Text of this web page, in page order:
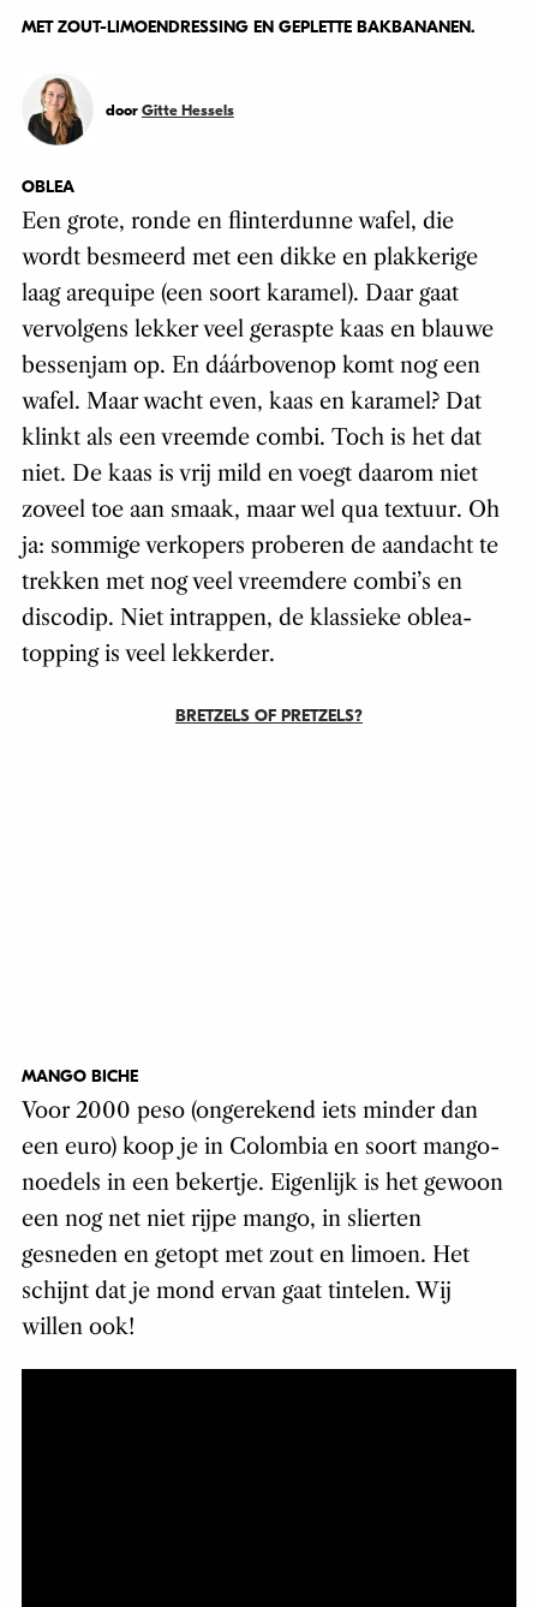
MET ZOUT-LIMOENDRESSING EN GEPLETTE BAKBANANEN.
door Gitte Hessels
OBLEA
Een grote, ronde en flinterdunne wafel, die
wordt besmeerd met een dikke en plakkerige
laag arequipe (een soort karamel). Daar gaat
vervolgens lekker veel geraspte kaas en blauwe
bessenjam op. En dáárbovenop komt nog een
wafel. Maar wacht even, kaas en karamel? Dat
klinkt als een vreemde combi. Toch is het dat
niet. De kaas is vrij mild en voegt daarom niet
zoveel toe aan smaak, maar wel qua textuur. Oh
ja: sommige verkopers proberen de aandacht te
trekken met nog veel vreemdere combi’s en
discodip. Niet intrappen, de klassieke oblea-
topping is veel lekkerder.
BRETZELS OF PRETZELS?
MANGO BICHE
Voor 2000 peso (ongerekend iets minder dan
een euro) koop je in Colombia en soort mango-
noedels in een bekertje. Eigenlijk is het gewoon
een nog net niet rijpe mango, in slierten
gesneden en getopt met zout en limoen. Het
schijnt dat je mond ervan gaat tintelen. Wij
willen ook!